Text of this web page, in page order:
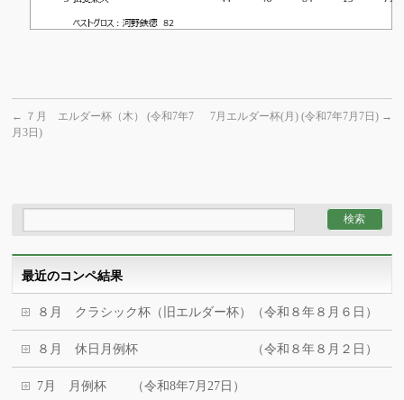
← ７月 エルダー杯（木） (令和7年7
月3日)
7月エルダー杯(月) (令和7年7月7日) →
最近のコンペ結果
８月 クラシック杯（旧エルダー杯）（令和８年８月６日）
８月 休日月例杯 （令和８年８月２日）
7月 月例杯 （令和8年7月27日）